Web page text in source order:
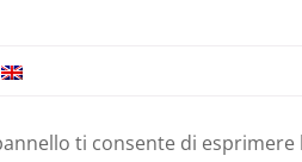
ti consente di